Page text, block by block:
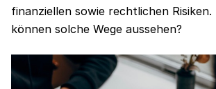
finanziellen sowie rechtlichen Risiken.
können solche Wege aussehen?